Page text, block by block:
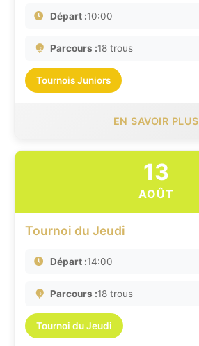
Départ :10:00
Parcours :18 trous
Tournois Juniors
EN SAVOIR PLUS
13
AOÛT
Tournoi du Jeudi
Départ :14:00
Parcours :18 trous
Tournoi du Jeudi